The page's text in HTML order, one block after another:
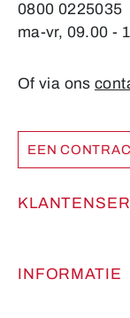
0800 0225035
ma-vr, 09.00 -
Of via ons
EEN
INFORMATIE